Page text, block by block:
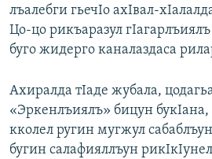
лъалебги гьечIо ахIвал-
Цо-цо рикъаразул
буго жидерго каналаздаса
Ахиралда тIаде жубала,
«Эркенлъиялъ» бицун
кколел ругин мугжул
бугин салафияллъун рикIкIунел